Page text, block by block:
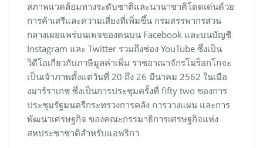
สภาพแวดล้อมทางระดับชาติและนานาชาติโดดเด่นด้วย
การค้าเสรีและความเสี่ยงที่เพิ่มขึ้น ​​กรมสรรพากรส่วน
กลางเผยแพร่บนเพจของตนบน Facebook และบนบัญชี
Instagram และ Twitter รวมถึงช่อง YouTube ซึ่งเป็น
วิดีโอเกี่ยวกับภาษีมูลค่าเพิ่ม ราชอาณาจักรโมร็อกโกจะ
เป็นเจ้าภาพตั้งแต่วันที่ 20 ถึง 26 มีนาคม 2562 ในเมือ
งมาร์ราเกช ซึ่งเป็นการประชุมครั้งที่ fifty two ของการ
ประชุมรัฐมนตรีกระทรวงการคลัง การวางแผน และการ
พัฒนาเศรษฐกิจ ของคณะกรรมาธิการเศรษฐกิจแห่ง
สหประชาชาติสำหรับแอฟริกา